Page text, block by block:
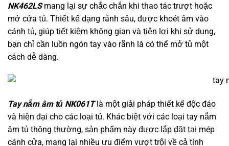
NK462LSmang lại sự chắc chắn khi thao tác trượt hoặc
mở cửa tủ. Thiết kế dạng rãnh sâu, được khoét âm vào
cánh tủ, giúp tiết kiệm không gian và tiện lợi khi sử dụng,
bạn chỉ cần luồn ngón tay vào rãnh là có thể mở tủ một
cách dễ dàng.
Tay nắm âm tủ NK061Tlà một giải pháp thiết kế độc đáo
và hiện đại cho các loại tủ. Khác biệt với các loại tay nắm
âm tủ thông thường, sản phẩm này được lắp đặt tại mép
cánh cửa, mang lại nhiều ưu điểm vượt trội về cả tính